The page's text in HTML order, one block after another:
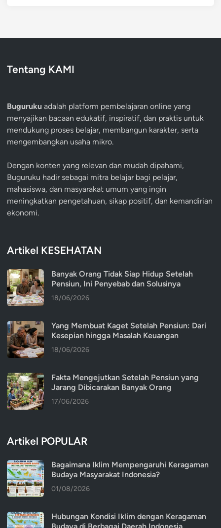
Tentang KAMI
Buguruku adalah platform pembelajaran online yang
menyajikan bacaan edukatif, inspiratif, dan praktis untuk
mendukung proses belajar, membangun karakter, serta
mengembangkan usaha mikro.
Dengan konten yang relevan dan mudah dipahami,
Buguruku hadir sebagai mitra belajar bagi pelajar,
mahasiswa, dan masyarakat umum yang ingin
meningkatkan pengetahuan, sikap positif, dan kemandirian
ekonomi.
Artikel KESEHATAN
Banyak Orang Tidak Siap Hidup Setelah
Pensiun, Ini Penyebab dan Solusinya
18/06/2026
Yang Membuat Kaget Setelah Pensiun: Dari
Kesepian hingga Masalah Keuangan
18/06/2026
Fakta Mengejutkan Setelah Pensiun yang
Jarang Dibicarakan Banyak Orang
17/06/2026
Artikel POPULAR
Bagaimana Iklim Mempengaruhi Keragaman
Budaya Masyarakat Indonesia?
01/08/2026
Hubungan Kondisi Iklim dengan Keragaman